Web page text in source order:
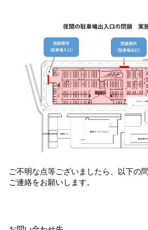
ご不明な点等ございましたら、以下の
ご連絡をお願いします。